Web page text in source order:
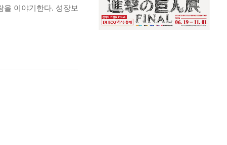
이야기한다. 성장보